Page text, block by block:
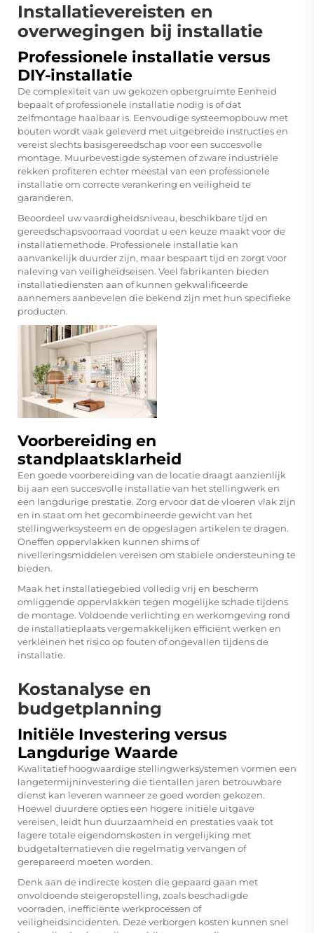
Installatievereisten en
overwegingen bij installatie
Professionele installatie versus
DIY-installatie
De complexiteit van uw gekozen opbergruimte Eenheid
bepaalt of professionele installatie nodig is of dat
zelfmontage haalbaar is. Eenvoudige systeemopbouw met
bouten wordt vaak geleverd met uitgebreide instructies en
vereist slechts basisgereedschap voor een succesvolle
montage. Muurbevestigde systemen of zware industriële
rekken profiteren echter meestal van een professionele
installatie om correcte verankering en veiligheid te
garanderen.
Beoordeel uw vaardigheidsniveau, beschikbare tijd en
gereedschapsvoorraad voordat u een keuze maakt voor de
installatiemethode. Professionele installatie kan
aanvankelijk duurder zijn, maar bespaart tijd en zorgt voor
naleving van veiligheidseisen. Veel fabrikanten bieden
installatiediensten aan of kunnen gekwalificeerde
aannemers aanbevelen die bekend zijn met hun specifieke
producten.
Voorbereiding en
standplaatsklarheid
Een goede voorbereiding van de locatie draagt aanzienlijk
bij aan een succesvolle installatie van het stellingwerk en
een langdurige prestatie. Zorg ervoor dat de vloeren vlak zijn
en in staat om het gecombineerde gewicht van het
stellingwerksysteem en de opgeslagen artikelen te dragen.
Oneffen oppervlakken kunnen shims of
nivelleringsmiddelen vereisen om stabiele ondersteuning te
bieden.
Maak het installatiegebied volledig vrij en bescherm
omliggende oppervlakken tegen mogelijke schade tijdens
de montage. Voldoende verlichting en werkomgeving rond
de installatieplaats vergemakkelijken efficiënt werken en
verkleinen het risico op fouten of ongevallen tijdens de
installatie.
Kostanalyse en
budgetplanning
Initiële Investering versus
Langdurige Waarde
Kwalitatief hoogwaardige stellingwerksystemen vormen een
langetermijninvestering die tientallen jaren betrouwbare
dienst kan leveren wanneer ze goed worden gekozen.
Hoewel duurdere opties een hogere initiële uitgave
vereisen, leidt hun duurzaamheid en prestaties vaak tot
lagere totale eigendomskosten in vergelijking met
budgetalternatieven die regelmatig vervangen of
gerepareerd moeten worden.
Denk aan de indirecte kosten die gepaard gaan met
onvoldoende steigeropstelling, zoals beschadigde
voorraden, inefficiënte werkprocessen of
veiligheidsincidenten. Deze verborgen kosten kunnen snel